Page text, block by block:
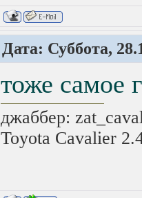
Дата: Суббота,
тоже самое
джаббер:
Toyota Cavalier